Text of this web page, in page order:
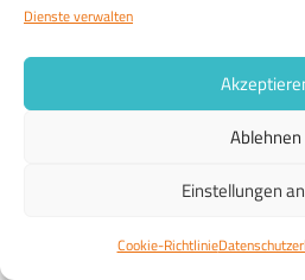
Dienste verwalten
Ablehnen
Einstellungen
Cookie-Richtlinie
Grundlage der
politisch unabhängig
Staatsanwaltschaften.
dagegen jeder
untergebenen
Ermittlungen hindern
Sucharit Bhakdis, der